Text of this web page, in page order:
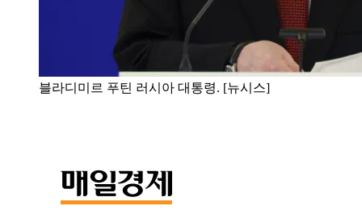
블라디미르 푸틴 러시아 대통령. [뉴시스]